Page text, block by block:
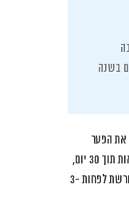
בשנה
את הפער
בציפיות. רוב העסקים מצפים לראות תוצאות תוך 30 יום,
יעילה דורשת לפחות 3-